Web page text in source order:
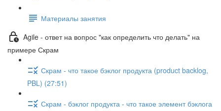
Материалы занятия
Agile - ответ на вопрос "как определить что делать" на
примере Скрам
Скрам - что такое бэклог продукта (product backlog,
PBL) (27:51)
Скрам - бэклог продукта - что такое элемент бэклога